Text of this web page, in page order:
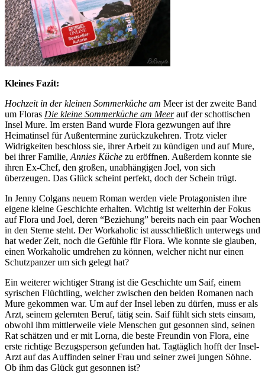
Kleines Fazit:
Hochzeit in der kleinen Sommerküche am Meer ist der zweite Band
um Floras Die kleine Sommerküche am Meerauf der schottischen
Insel Mure. Im ersten Band wurde Flora gezwungen auf ihre
Heimatinsel für Außentermine zurückzukehren. Trotz vieler
Widrigkeiten beschloss sie, ihrer Arbeit zu kündigen und auf Mure,
bei ihrer Familie, Annies Küche zu eröffnen. Außerdem konnte sie
ihren Ex-Chef, den großen, unabhängigen Joel, von sich
überzeugen. Das Glück scheint perfekt, doch der Schein trügt.
In Jenny Colgans neuem Roman werden viele Protagonisten ihre
eigene kleine Geschichte erhalten. Wichtig ist weiterhin der Fokus
auf Flora und Joel, deren “Beziehung” bereits nach ein paar Wochen
in den Sterne steht. Der Workaholic ist ausschließlich unterwegs und
hat weder Zeit, noch die Gefühle für Flora. Wie konnte sie glauben,
einen Workaholic umdrehen zu können, welcher nicht nur einen
Schutzpanzer um sich gelegt hat?
Ein weiterer wichtiger Strang ist die Geschichte um Saif, einem
syrischen Flüchtling, welcher zwischen den beiden Romanen nach
Mure gekommen war. Um auf der Insel leben zu dürfen, muss er als
Arzt, seinem gelernten Beruf, tätig sein. Saif fühlt sich stets einsam,
obwohl ihm mittlerweile viele Menschen gut gesonnen sind, seinen
Rat schätzen und er mit Lorna, die beste Freundin von Flora, eine
erste richtige Bezugsperson gefunden hat. Tagtäglich hofft der Insel-
Arzt auf das Auffinden seiner Frau und seiner zwei jungen Söhne.
Ob ihm das Glück gut gesonnen ist?